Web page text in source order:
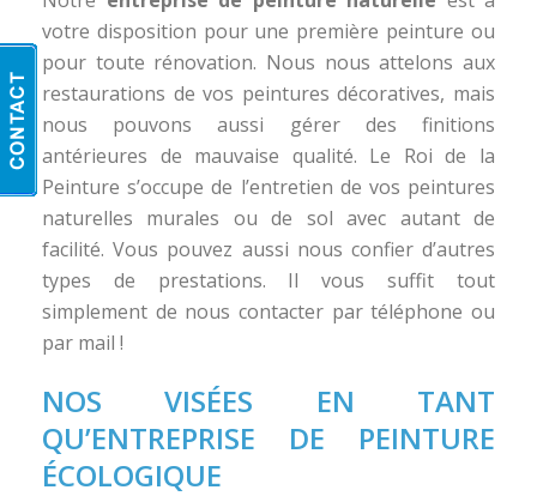
votre disposition pour une première peinture ou
pour toute rénovation. Nous nous attelons aux
restaurations de vos peintures décoratives, mais
nous pouvons aussi gérer des finitions
antérieures de mauvaise qualité. Le Roi de la
Peinture s’occupe de l’entretien de vos peintures
naturelles murales ou de sol avec autant de
facilité. Vous pouvez aussi nous confier d’autres
types de prestations. Il vous suffit tout
simplement de nous contacter par téléphone ou
par mail !
NOS VISÉES EN TANT
QU’ENTREPRISE DE PEINTURE
ÉCOLOGIQUE